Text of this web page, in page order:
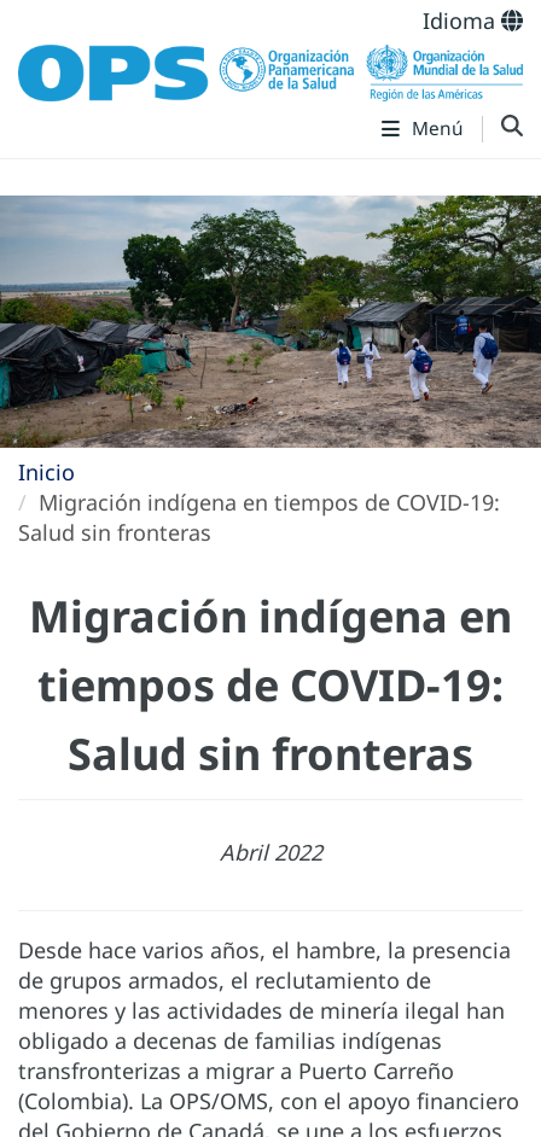
Idioma
Menú
Inicio
Migración indígena en tiempos de COVID-19:
Salud sin fronteras
Migración indígena en
tiempos de COVID-19:
Salud sin fronteras
Abril 2022
Desde hace varios años, el hambre, la presencia
de grupos armados, el reclutamiento de
menores y las actividades de minería ilegal han
obligado a decenas de familias indígenas
transfronterizas a migrar a Puerto Carreño
(Colombia). La OPS/OMS, con el apoyo financiero